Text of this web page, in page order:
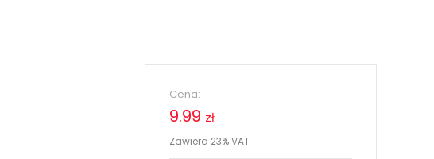
Cena:
9.99 zł
Zawiera 23% VAT